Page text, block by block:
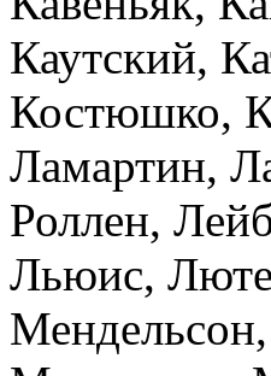
Каутский,
Костюшко,
Ламартин,
Роллен,
Льюис,